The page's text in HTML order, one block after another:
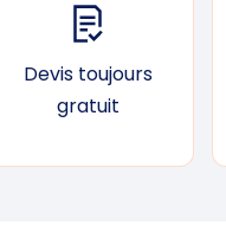
Devis toujours
gratuit